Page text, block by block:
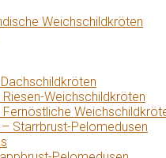
Weichschildkröten
Weichschildkröten
Starrbrust-Pelomedusen